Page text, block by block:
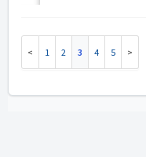
1 2 3 4 5